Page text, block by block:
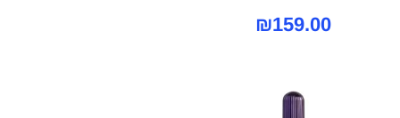
₪159.00